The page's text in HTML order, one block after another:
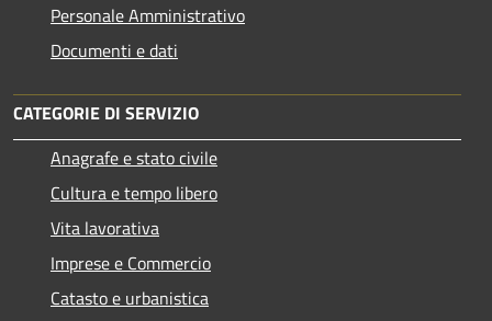
Personale Amministrativo
Documenti e dati
CATEGORIE DI SERVIZIO
Anagrafe e stato civile
Cultura e tempo libero
Vita lavorativa
Imprese e Commercio
Catasto e urbanistica